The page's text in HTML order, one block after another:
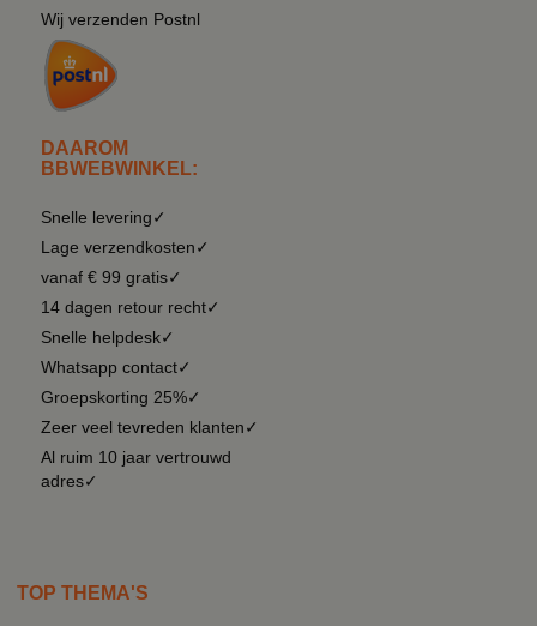
Wij verzenden Postnl
DAAROM
BBWEBWINKEL:
Snelle levering✓
Lage verzendkosten✓
vanaf € 99 gratis✓
14 dagen retour recht✓
Snelle helpdesk✓
Whatsapp contact✓
Groepskorting 25%✓
Zeer veel tevreden klanten✓
Al ruim 10 jaar vertrouwd
adres✓
TOP THEMA'S